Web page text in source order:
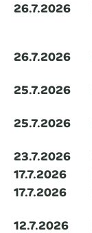
26.7.2026
26.7.2026
25.7.2026
25.7.2026
23.7.2026
17.7.2026
17.7.2026
12.7.2026